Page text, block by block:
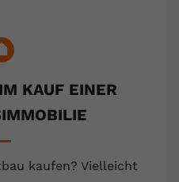
KAUF EINER
kaufen? Vielleicht